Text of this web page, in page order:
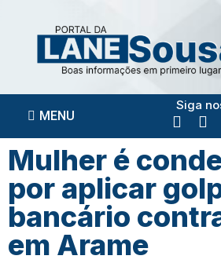
MENU
Siga
Mulher é
por aplicar
bancário
em Arame